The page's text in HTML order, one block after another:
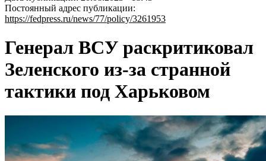
Постоянный адрес публикации:
https://fedpress.ru/news/77/policy/3261953
Генерал ВСУ раскритиковал
Зеленского из-за странной
тактики под Харьковом